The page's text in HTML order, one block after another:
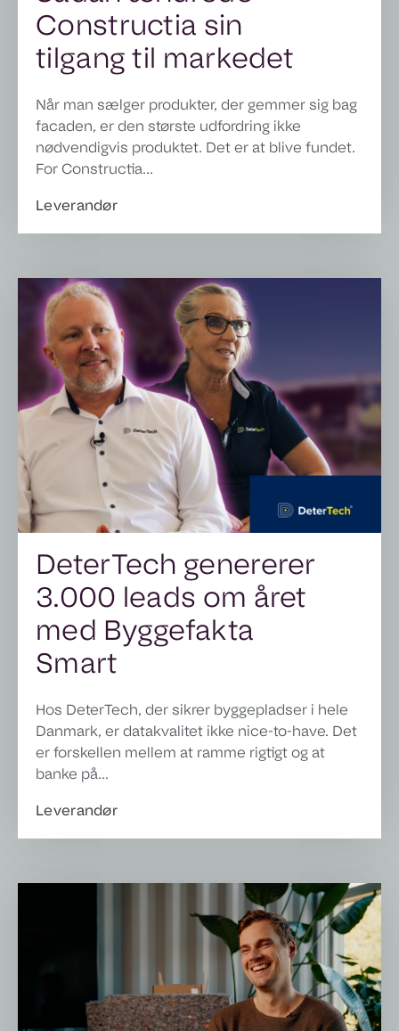
Constructia sin
tilgang til markedet
Når man sælger produkter, der gemmer sig bag
facaden, er den største udfordring ikke
nødvendigvis produktet. Det er at blive fundet.
For Constructia...
Leverandør
DeterTech genererer
3.000 leads om året
med Byggefakta
Smart
Hos DeterTech, der sikrer byggepladser i hele
Danmark, er datakvalitet ikke nice-to-have. Det
er forskellen mellem at ramme rigtigt og at
banke på...
Leverandør